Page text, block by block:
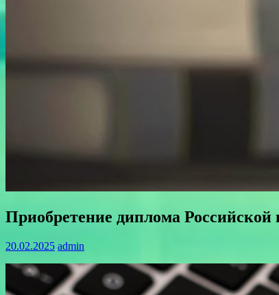
Приобретение диплома
20.02.2025 admin